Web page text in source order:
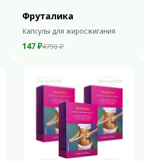
Фруталика
Капсулы для жиросжигания
147 ₽4790 ₽